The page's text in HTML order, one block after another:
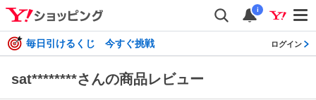
i
毎日引けるくじ 今すぐ挑戦 ログイン
sat********さんの商品レビュー